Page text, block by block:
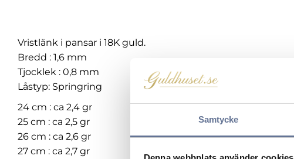
Samtycke
Vristlänk i pansar i 18K guld.
Bredd : 1,6 mm
Tjocklek : 0,8 mm
Låstyp: Springring
24 cm : ca 2,4 gr
25 cm : ca 2,5 gr
26 cm : ca 2,6 gr
27 cm : ca 2,7 gr